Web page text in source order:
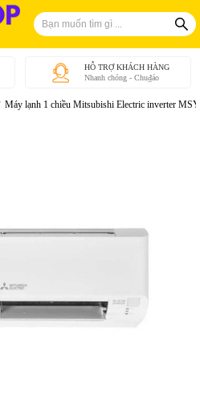
HỖ TRỢ KHÁCH HÀNG
Nhanh chóng - Chu₫áo
Máy lạnh 1 chiều Mitsubishi Electric inverter